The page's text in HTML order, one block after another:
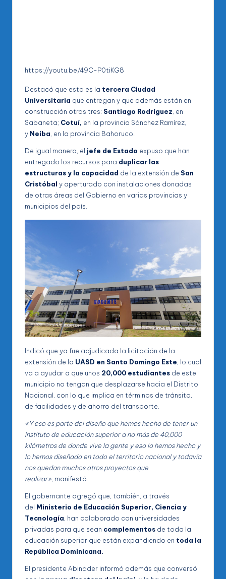
https://youtu.be/49C-P0tiKG8
Destacó que esta es la tercera Ciudad
Universitaria que entregan y que además están en
construcción otras tres: Santiago Rodríguez , en
Sabaneta; Cotuí, en la provincia Sánchez Ramírez,
y Neiba , en la provincia Bahoruco.
De igual manera, el jefe de Estado expuso que han
entregado los recursos para duplicar las
estructuras y la capacidad de la extensión de San
Cristóbal y aperturado con instalaciones donadas
de otras áreas del Gobierno en varias provincias y
municipios del país.
Indicó que ya fue adjudicada la licitación de la
extensión de la UASD en Santo Domingo Este, lo cual
va a ayudar a que unos 20,000 estudiantes de este
municipio no tengan que desplazarse hacia el Distrito
Nacional, con lo que implica en términos de tránsito,
de facilidades y de ahorro del transporte.
«Y eso es parte del diseño que hemos hecho de tener un
instituto de educación superior a no más de 40,000
kilómetros de donde vive la gente y eso lo hemos hecho y
lo hemos diseñado en todo el territorio nacional y todavía
nos quedan muchos otros proyectos que
realizar», manifestó.
El gobernante agregó que, también, a través
del Ministerio de Educación Superior, Ciencia y
Tecnología, han colaborado con universidades
privadas para que sean complementos de toda la
educación superior que están expandiendo en toda la
República Dominicana.
El presidente Abinader informó además que conversó